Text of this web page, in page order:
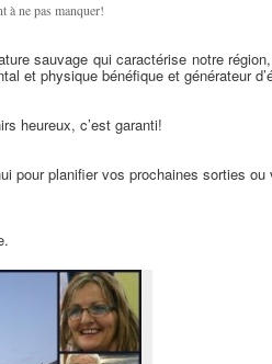
à ne pas manquer!
sauvage qui caractérise notre
et physique bénéfique et générateur
heureux, c’est garanti!
pour planifier vos prochaines sorties